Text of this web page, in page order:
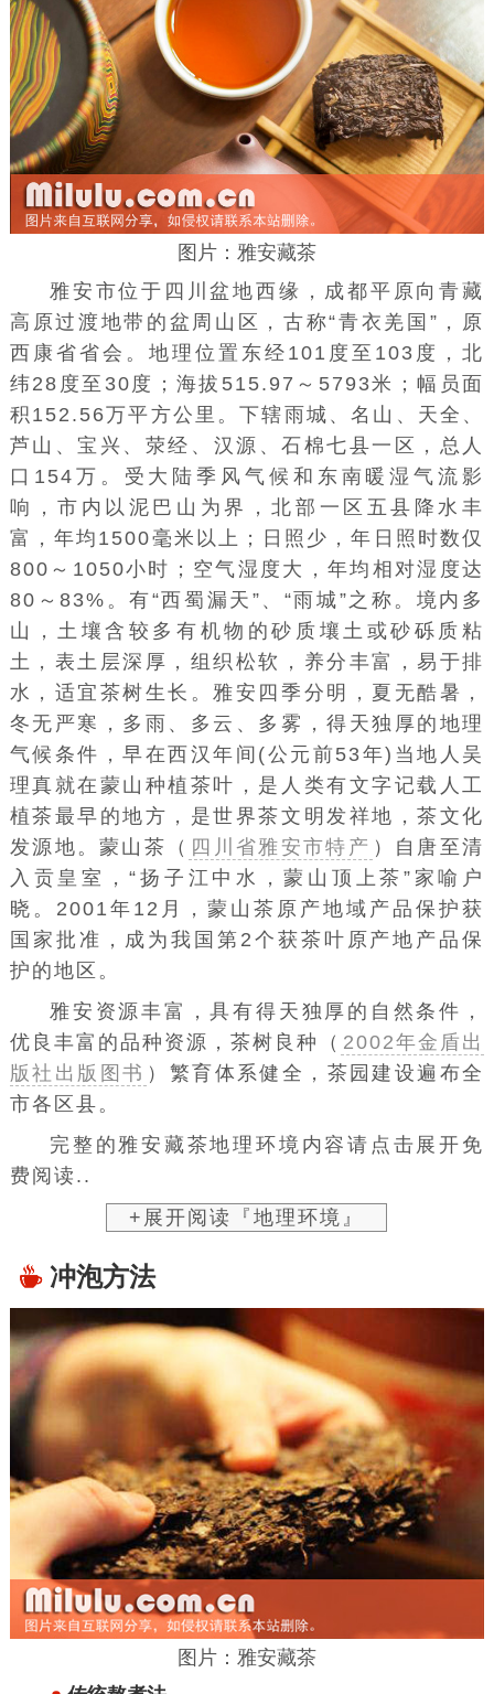
图片：雅安藏茶
雅安市位于四川盆地西缘，成都平原向青藏
高原过渡地带的盆周山区，古称“青衣羌国 ”，原
西康省省会。地理位置东经101度至103度，北
纬28度至30度；海拔515.97～5793米；幅员面
积152.56万平方公里。下辖雨城、名山、天全、
芦山 、宝兴、 荥经 、汉源、石棉七县一区，总人
口154万。受大陆季风气候和东南暖湿气流影
响，市内以泥巴山为界，北部一区五县降水丰
富，年均1500毫米以上；日照少，年日照时数仅
800～1050小时；空气湿度大，年均相对湿度达
80～83%。有“西蜀漏天”、“雨城”之称。境内多
山，土壤含较多有机物的砂质壤土或砂砾质粘
土，表土层深厚，组织松软，养分丰富，易于排
水，适宜茶树生长。雅安四季分明，夏无酷暑，
冬无严寒，多雨、多云、多雾，得天独厚的地理
气候条件，早在西汉年间(公元前53年)当地人吴
理真就在蒙山种植茶叶，是人类有文字记载人工
植茶最早的地方，是世界茶文明发祥地，茶文化
发源地。蒙山茶（ 四川省雅安市特产 ）自唐至清
入贡皇室，“扬子江中水，蒙山顶上茶”家喻户
晓。2001年12月，蒙山茶原产地域产品保护获
国家批准，成为我国第2个获茶叶原产地产品保
护的地区。
雅安资源丰富，具有得天独厚的自然条件，
优良丰富的品种资源，茶树良种（ 2002年金盾出
版社出版图书 ）繁育体系健全，茶园建设遍布全
市各区县。
完整的雅安藏茶地理环境内容请点击展开免
费阅读..
+展开阅读『地理环境』
冲泡方法
图片：雅安藏茶